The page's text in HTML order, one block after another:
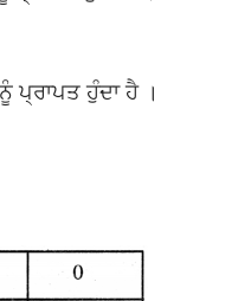
ਪ੍ਰਾਪਤ ਹੁੰਦਾ ਹੈ ।